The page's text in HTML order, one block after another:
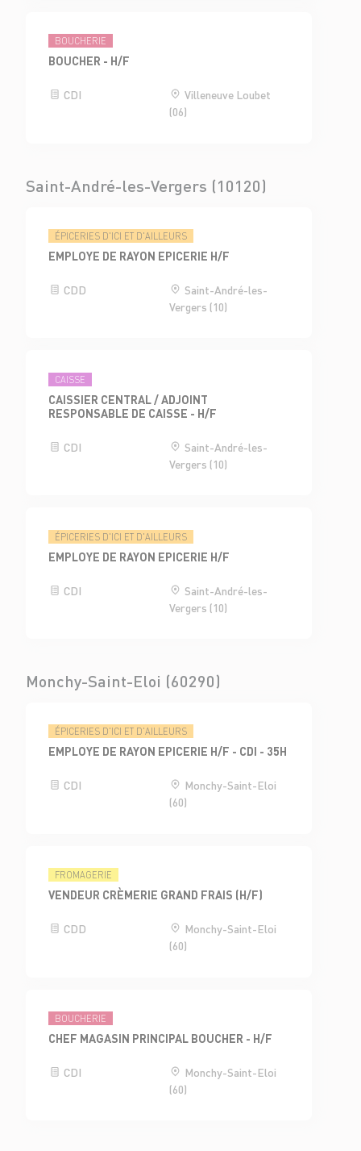
BOUCHERIE
BOUCHER - H/F
CDI
Villeneuve Loubet
(06)
Saint-André-les-Vergers (10120)
ÉPICERIES D'ICI ET D'AILLEURS
EMPLOYE DE RAYON EPICERIE H/F
CDD
Saint-André-les-
Vergers (10)
CAISSE
CAISSIER CENTRAL / ADJOINT
RESPONSABLE DE CAISSE - H/F
CDI
Saint-André-les-
Vergers (10)
ÉPICERIES D'ICI ET D'AILLEURS
EMPLOYE DE RAYON EPICERIE H/F
CDI
Saint-André-les-
Vergers (10)
Monchy-Saint-Eloi (60290)
ÉPICERIES D'ICI ET D'AILLEURS
EMPLOYE DE RAYON EPICERIE H/F - CDI - 35H
CDI
Monchy-Saint-Eloi
(60)
FROMAGERIE
VENDEUR CRÈMERIE GRAND FRAIS (H/F)
CDD
Monchy-Saint-Eloi
(60)
BOUCHERIE
CHEF MAGASIN PRINCIPAL BOUCHER - H/F
CDI
Monchy-Saint-Eloi
(60)